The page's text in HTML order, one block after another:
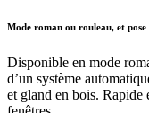
Mode roman ou rouleau, et pose
Disponible en mode
d’un système
et gland en bois. Rapide